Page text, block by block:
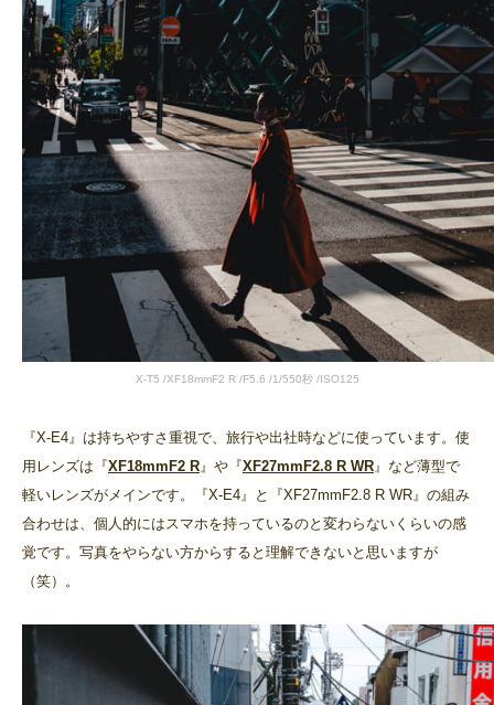
X-T5 /XF18mmF2 R /F5.6 /1/550秒 /ISO125
『X-E4』は持ちやすさ重視で、旅行や出社時などに使っています。使
用レンズは『XF18mmF2 R』や『XF27mmF2.8 R WR』など薄型で
軽いレンズがメインです。『X-E4』と『XF27mmF2.8 R WR』の組み
合わせは、個人的にはスマホを持っているのと変わらないくらいの感
覚です。写真をやらない方からすると理解できないと思いますが
（笑）。